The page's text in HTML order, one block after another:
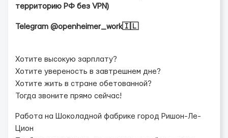
территорию РФ без VPN)
Telegram @openheimer_work🇮🇱
Хотите высокую зарплату?
Хотите увереность в завтрешнем дне?
Хотите жить в стране обетованной?
Тогда звоните прямо сейчас!
Работа на Шоколадной фабрике город Ришон-Ле-
Цион